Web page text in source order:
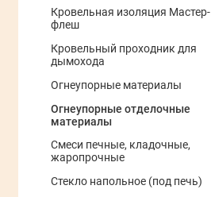
Кровельная изоляция Мастер-
флеш
Кровельный проходник для
дымохода
Огнеупорные материалы
Огнеупорные отделочные
материалы
Смеси печные, кладочные,
жаропрочные
Стекло напольное (под печь)